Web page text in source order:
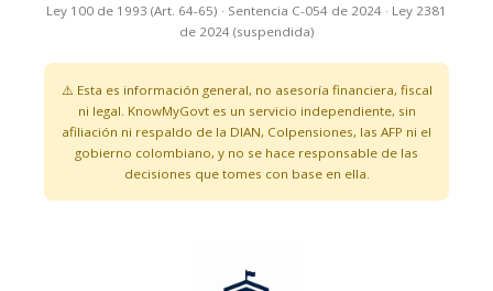
Ley 100 de 1993 (Art. 64-65) · Sentencia C-054 de 2024 · Ley 2381
de 2024 (suspendida)
⚠️ Esta es información general, no asesoría financiera, fiscal
ni legal. KnowMyGovt es un servicio independiente, sin
afiliación ni respaldo de la DIAN, Colpensiones, las AFP ni el
gobierno colombiano, y no se hace responsable de las
decisiones que tomes con base en ella.